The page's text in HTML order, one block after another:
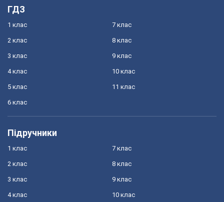
ГДЗ
1 клас
2 клас
3 клас
4 клас
5 клас
6 клас
7 клас
8 клас
9 клас
10 клас
11 клас
Підручники
1 клас
2 клас
3 клас
4 клас
7 клас
8 клас
9 клас
10 клас